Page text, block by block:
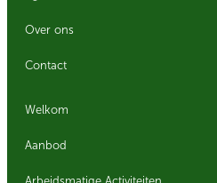
Over ons
Contact
Welkom
Aanbod